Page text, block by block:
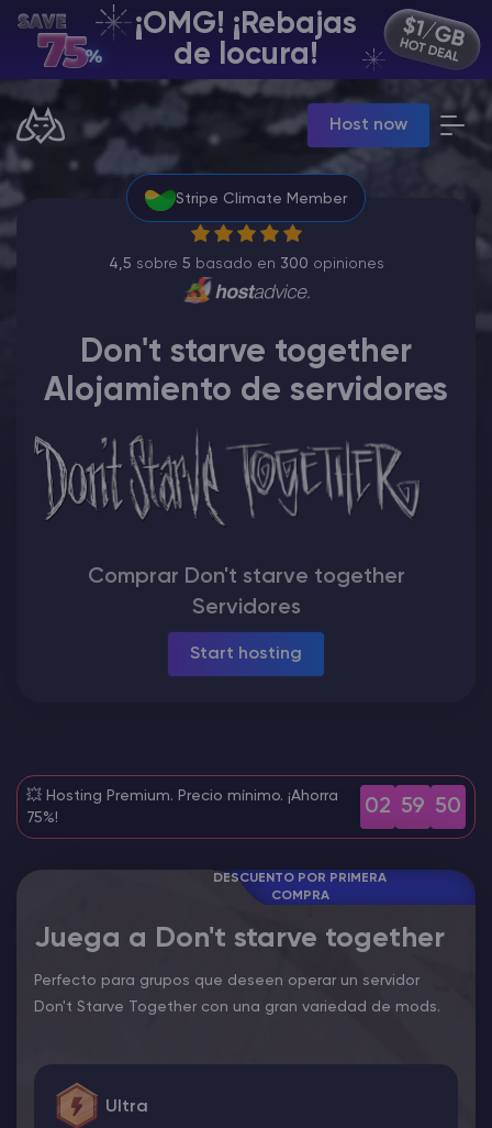
¡OMG! ¡Rebajas
de locura!
Host now
ES | USD
Billing Panel
Manage your servers & payments
Game Panel
Manage game server
VPS Panel
Manage VPS server
Affiliate panel
Manage affiliates
Minecraft Alojamiento de servidores
Hytale Hosting 50% OFF
Palworld Alojamiento de servidores
Stripe Climate Member
4,5 sobre 5 basado en 300 opiniones
Don't starve together
Alojamiento de servidores
Comprar Don't starve together
Servidores
Start hosting
💥 Hosting Premium. Precio mínimo. ¡Ahorra
75%!
02 59 49
DESCUENTO POR PRIMERA
COMPRA
Juega a Don't starve together
Perfecto para grupos que deseen operar un servidor
Don't Starve Together con una gran variedad de mods.
Ultra